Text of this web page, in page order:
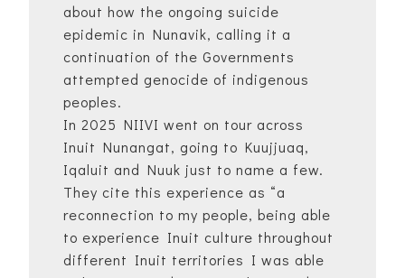
about how the ongoing suicide
epidemic in Nunavik, calling it a
continuation of the Governments
attempted genocide of indigenous
peoples.
In 2025 NIIVI went on tour across
Inuit Nunangat, going to Kuujjuaq,
Iqaluit and Nuuk just to name a few.
They cite this experience as “a
reconnection to my people, being able
to experience Inuit culture throughout
different Inuit territories I was able